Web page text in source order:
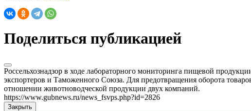
Поделиться публикацией
Россельхознадзор в ходе лабораторного мониторинга пищевой
экспортеров и Таможенного Союза. Для предотвращения оборота
отношении животноводческой продукции двух компаний.
https://www.gubnews.ru/news_fsvps.php?id=2826
Закрыть